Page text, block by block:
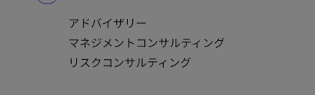
アドバイザリー
マネジメントコンサルティング
リスクコンサルティング